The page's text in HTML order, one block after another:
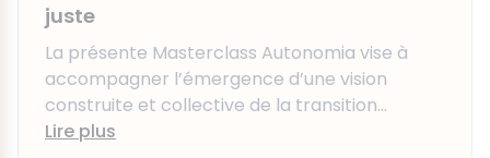
juste
La présente Masterclass Autonomia vise à
accompagner l’émergence d’une vision
construite et collective de la transition...
Lire plus